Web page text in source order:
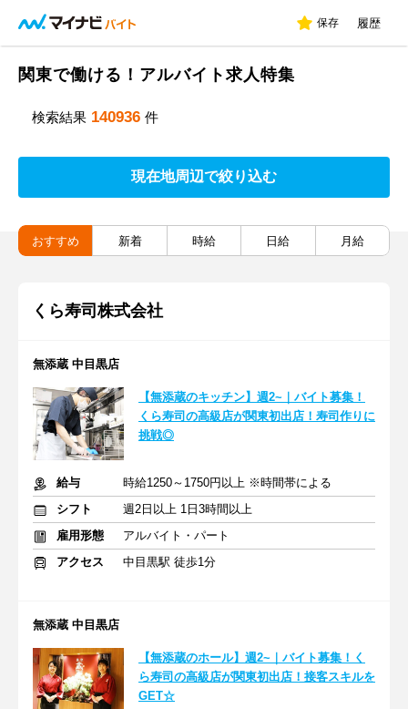
保存 履歴
関東で働ける！アルバイト求人特集
検索結果 140936 件
現在地周辺で絞り込む
おすすめ 新着 時給 日給 月給
くら寿司株式会社
無添蔵 中目黒店
【無添蔵のキッチン】週2~｜バイト募集！
くら寿司の高級店が関東初出店！寿司作りに
挑戦◎
給与
時給1250～1750円以上 ※時間帯による
シフト
週2日以上 1日3時間以上
雇用形態
アルバイト・パート
アクセス
中目黒駅 徒歩1分
無添蔵 中目黒店
【無添蔵のホール】週2~｜バイト募集！く
ら寿司の高級店が関東初出店！接客スキルを
GET☆